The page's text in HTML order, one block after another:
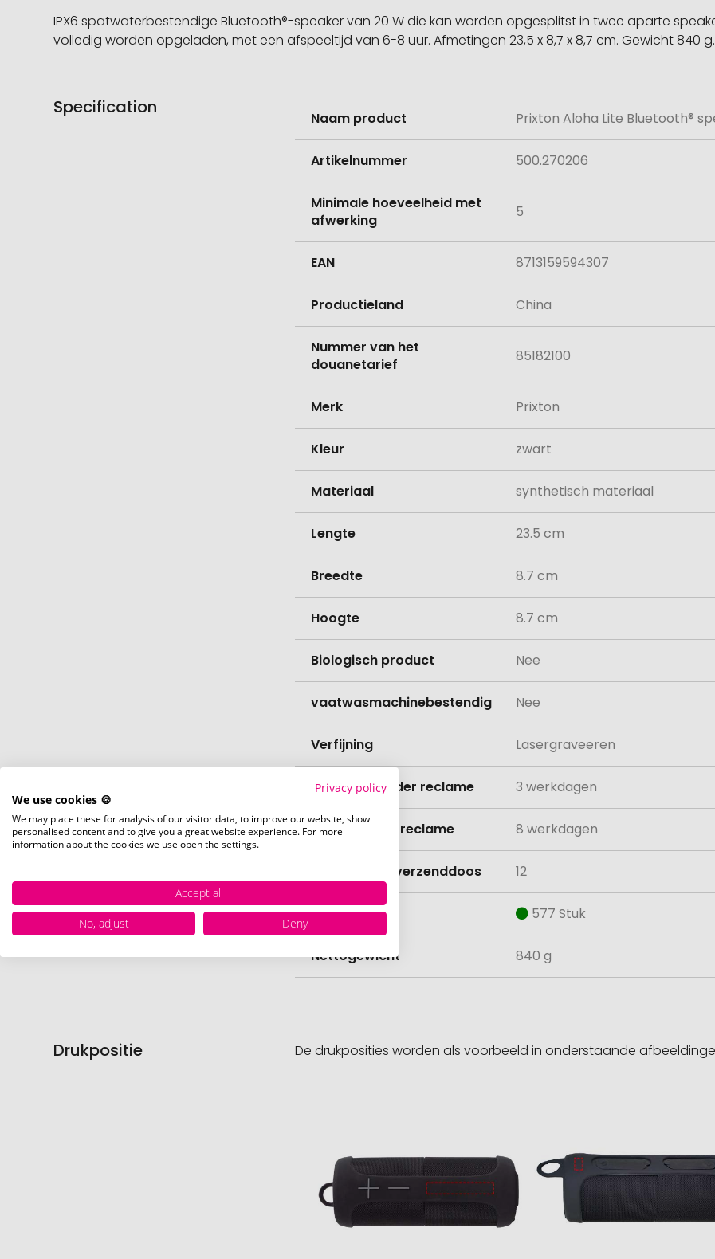
IPX6 spatwaterbestendige Bluetooth®-speaker van 20 W die kan worden opgesplitst in twee aparte
volledig worden opgeladen, met een afspeeltijd van 6-8 uur. Afmetingen 23,5 x 8,7 x 8,7 cm. Gewicht 840
Specification
informatie
Naam product Prixton Aloha Lite Bluetooth®
Artikelnummer 500.270206
Minimale hoeveelheid met
afwerking
5
EAN 8713159594307
Productieland China
Nummer van het
douanetarief
85182100
Merk Prixton
Kleur zwart
Materiaal synthetisch materiaal
Lengte 23.5 cm
Breedte 8.7 cm
Hoogte 8.7 cm
Biologisch product Nee
vaatwasmachinebestendig Nee
Verfijning Lasergraveeren
Levertijd zonder reclame 3 werkdagen
Levertijd met reclame 8 werkdagen
Hoeveelheid verzenddoos 12
Voorraad 577 Stuk
Nettogewicht 840 g
Drukpositie De drukposities worden als voorbeeld in onderstaande
Privacy policy
We use cookies 🍪
We may place these for analysis of our visitor data, to improve our website, show
personalised content and to give you a great website experience. For more
information about the cookies we use open the settings.
Accept all
No, adjust
Deny